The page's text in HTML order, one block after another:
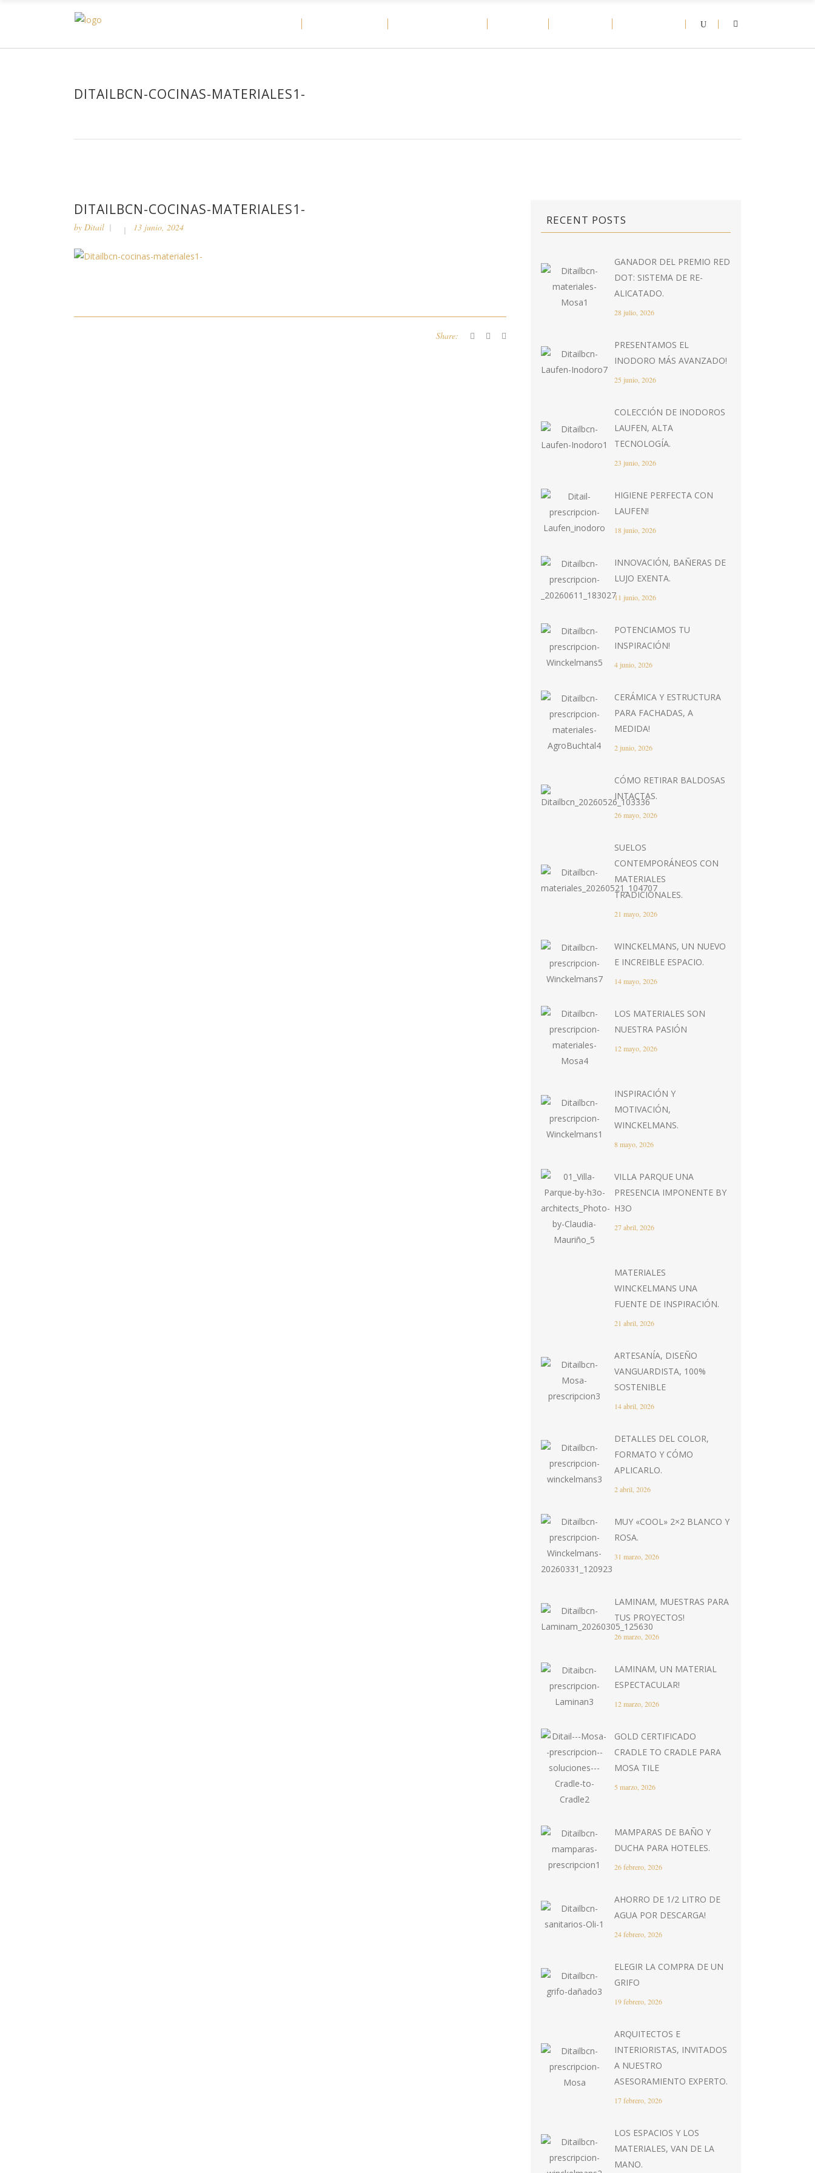
DITAILBCN-COCINAS-MATERIALES1-
DITAILBCN-COCINAS-MATERIALES1-
by Ditail 13 junio, 2024
Share:
RECENT POSTS
GANADOR DEL PREMIO RED
DOT: SISTEMA DE RE-
ALICATADO.
28 julio, 2026
PRESENTAMOS EL
INODORO MÁS AVANZADO!
25 junio, 2026
COLECCIÓN DE INODOROS
LAUFEN, ALTA
TECNOLOGÍA.
23 junio, 2026
HIGIENE PERFECTA CON
LAUFEN!
18 junio, 2026
INNOVACIÓN, BAÑERAS DE
LUJO EXENTA.
11 junio, 2026
POTENCIAMOS TU
INSPIRACIÓN!
4 junio, 2026
CERÁMICA Y ESTRUCTURA
PARA FACHADAS, A
MEDIDA!
2 junio, 2026
CÓMO RETIRAR BALDOSAS
INTACTAS.
26 mayo, 2026
SUELOS
CONTEMPORÁNEOS CON
MATERIALES
TRADICIONALES.
21 mayo, 2026
WINCKELMANS, UN NUEVO
E INCREIBLE ESPACIO.
14 mayo, 2026
LOS MATERIALES SON
NUESTRA PASIÓN
12 mayo, 2026
INSPIRACIÓN Y
MOTIVACIÓN,
WINCKELMANS.
8 mayo, 2026
VILLA PARQUE UNA
PRESENCIA IMPONENTE BY
H3O
27 abril, 2026
MATERIALES
WINCKELMANS UNA
FUENTE DE INSPIRACIÓN.
21 abril, 2026
ARTESANÍA, DISEÑO
VANGUARDISTA, 100%
SOSTENIBLE
14 abril, 2026
DETALLES DEL COLOR,
FORMATO Y CÓMO
APLICARLO.
2 abril, 2026
MUY «COOL» 2×2 BLANCO Y
ROSA.
31 marzo, 2026
LAMINAM, MUESTRAS PARA
TUS PROYECTOS!
26 marzo, 2026
LAMINAM, UN MATERIAL
ESPECTACULAR!
12 marzo, 2026
GOLD CERTIFICADO
CRADLE TO CRADLE PARA
MOSA TILE
5 marzo, 2026
MAMPARAS DE BAÑO Y
DUCHA PARA HOTELES.
26 febrero, 2026
AHORRO DE 1/2 LITRO DE
AGUA POR DESCARGA!
24 febrero, 2026
ELEGIR LA COMPRA DE UN
GRIFO
19 febrero, 2026
ARQUITECTOS E
INTERIORISTAS, INVITADOS
A NUESTRO
ASESORAMIENTO EXPERTO.
17 febrero, 2026
LOS ESPACIOS Y LOS
MATERIALES, VAN DE LA
MANO.